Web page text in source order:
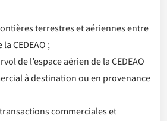
terrestres et aériennes entre
CEDEAO ;
de l’espace aérien de la CEDEAO
à destination ou en provenance
commerciales et